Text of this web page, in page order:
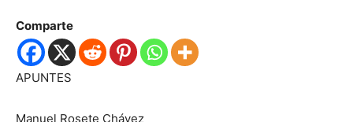
Comparte
APUNTES
Manuel Rosete Chávez